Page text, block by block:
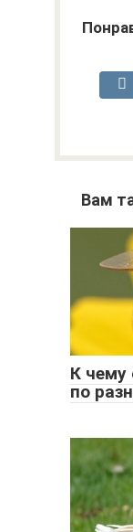
Вам
К чему
по